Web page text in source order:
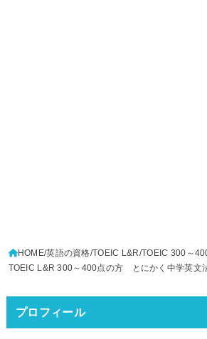
HOME 英語の資格 TOEIC L&R TOEIC 300～
TOEIC L&R 300～400点の方 とにかく中学英文
プロフィール